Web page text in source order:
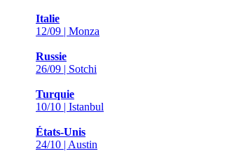
Italie
12/09 | Monza
Russie
26/09 | Sotchi
Turquie
10/10 | Istanbul
États-Unis
24/10 | Austin